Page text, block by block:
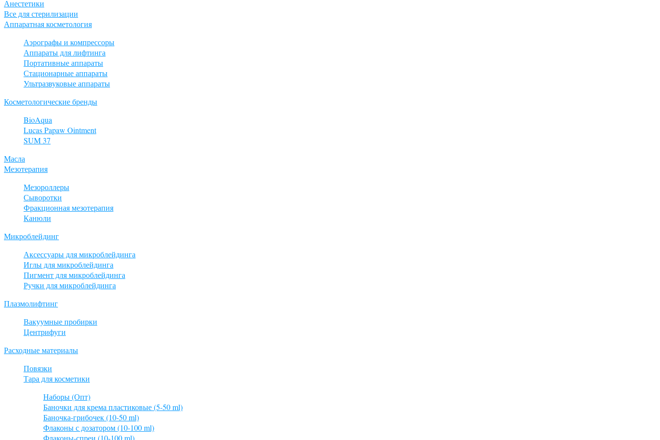
Анестетики
Все для стерилизации
Аппаратная косметология
Аэрографы и компрессоры
Аппараты для лифтинга
Портативные аппараты
Стационарные аппараты
Ультразвуковые аппараты
Косметологические бренды
BioAqua
Lucas Papaw Ointment
SUM 37
Масла
Мезотерапия
Мезороллеры
Сыворотки
Фракционная мезотерапия
Канюли
Микроблейдинг
Аксессуары для микроблейдинга
Иглы для микроблейдинга
Пигмент для микроблейдинга
Ручки для микроблейдинга
Плазмолифтинг
Вакуумные пробирки
Центрифуги
Расходные материалы
Повязки
Тара для косметики
Наборы (Опт)
Баночки для крема пластиковые (5-50 ml)
Баночка-грибочек (10-50 ml)
Флаконы с дозатором (10-100 ml)
Флаконы-спреи (10-100 ml)